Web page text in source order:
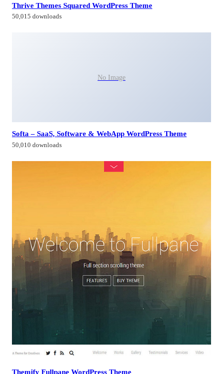
Thrive Themes Squared WordPress Theme
50,015 downloads
No Image
Softa – SaaS, Software & WebApp WordPress Theme
50,010 downloads
Themify Fullpane WordPress Theme